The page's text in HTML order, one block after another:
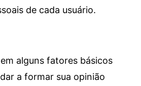
de cada usuário.
alguns fatores básicos
a formar sua opinião